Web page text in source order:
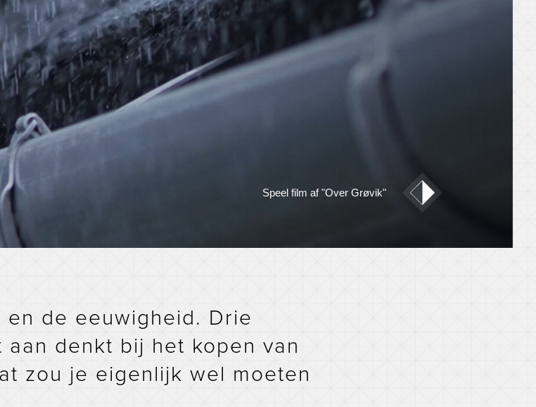
Speel film af "Over Grøvik"
de eeuwigheid. Drie
denkt bij het kopen van
zou je eigenlijk wel moeten